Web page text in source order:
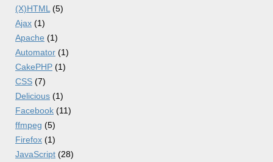
(X)HTML (5)
Ajax (1)
Apache (1)
Automator (1)
CakePHP (1)
CSS (7)
Delicious (1)
Facebook (11)
ffmpeg (5)
Firefox (1)
JavaScript (28)